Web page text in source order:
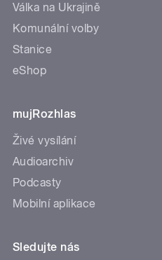
Válka na Ukrajině
Komunální volby
Stanice
eShop
mujRozhlas
Živé vysílání
Audioarchiv
Podcasty
Mobilní aplikace
Sledujte nás